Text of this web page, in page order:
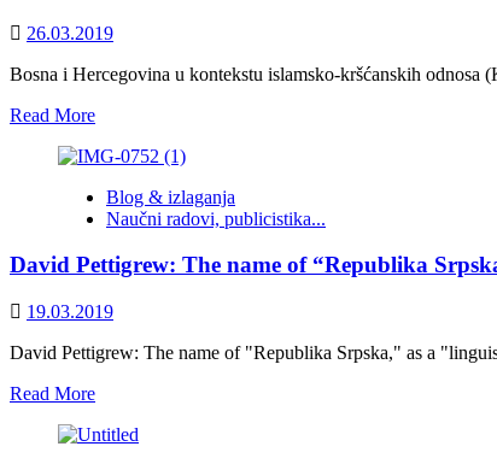
nacionalističke
strategije
26.03.2019
Bosna i Hercegovina u kontekstu islamsko-kršćanskih
Read MoreRead
about
Marković:
Bosna
Hercegovina
kontekstu
kršćanskih
Blog & izlaganja
Naučni radovi, publicistika...
David Pettigrew: The name of “Republika
19.03.2019
David Pettigrew: The name of "Republika Srpska," as a
Read MoreRead
about